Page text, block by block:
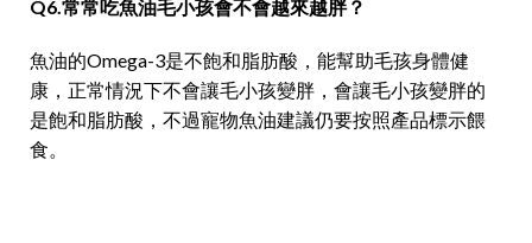
Q6.常常吃魚油毛小孩會不會越來越胖？
魚油的Omega-3是不飽和脂肪酸，能幫助毛孩身體健
康，正常情況下不會讓毛小孩變胖，會讓毛小孩變胖的
是飽和脂肪酸，不過寵物魚油建議仍要按照產品標示餵
食。